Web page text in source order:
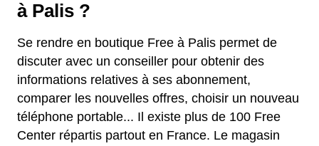
à Palis ?
Se rendre en boutique Free à Palis permet de
discuter avec un conseiller pour obtenir des
informations relatives à ses abonnement,
comparer les nouvelles offres, choisir un nouveau
téléphone portable... Il existe plus de 100 Free
Center répartis partout en France. Le magasin